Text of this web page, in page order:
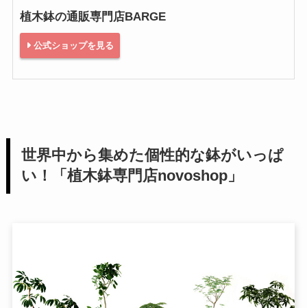
植木鉢の通販専門店BARGE
公式ショップを見る
世界中から集めた個性的な鉢がいっぱ
い！「植木鉢専門店novoshop」